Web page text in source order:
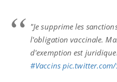
"Je supprime les
l'obligation vaccinale.
d'exemption est
#Vaccins pic.twitter.com/